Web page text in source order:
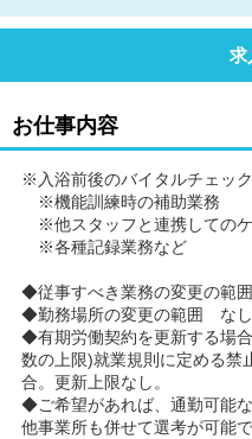
求
お仕事内容
※入浴前後のバイタルチェッ
※機能訓練時の補助業務
※他スタッフと連携しての
※各種記録業務など
◆従事すべき業務の変更の範
◆勤務場所の変更の範囲 なし
◆有期労働契約を更新する場
数の上限)就業規則に定める禁
合。更新上限なし。
◆ご希望があれば、通勤可能
他事業所も併せて選考が可能で